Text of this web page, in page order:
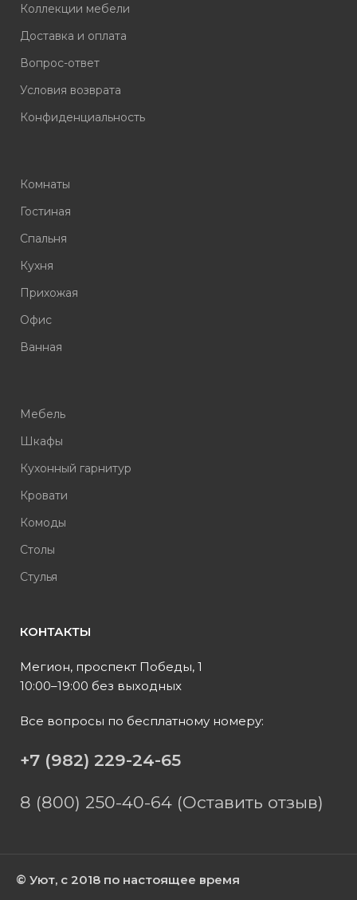
Коллекции мебели
Доставка и оплата
Вопрос-ответ
Условия возврата
Конфиденциальность
Комнаты
Гостиная
Спальня
Кухня
Прихожая
Офис
Ванная
Мебель
Шкафы
Кухонный гарнитур
Кровати
Комоды
Столы
Стулья
КОНТАКТЫ
Мегион, проспект Победы, 1
10:00–19:00 без выходных
Все вопросы по бесплатному номеру:
+7 (982) 229-24-65
8 (800) 250-40-64 (Оставить отзыв)
© Уют, с 2018 по настоящее время